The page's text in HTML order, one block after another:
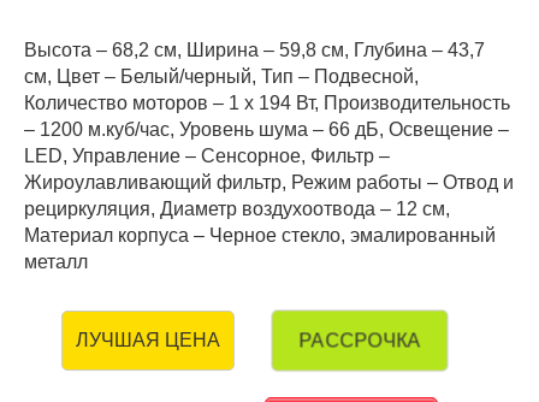
Высота – 68,2 см, Ширина – 59,8 см, Глубина – 43,7
см, Цвет – Белый/черный, Тип – Подвесной,
Количество моторов – 1 х 194 Вт, Производительность
– 1200 м.куб/час, Уровень шума – 66 дБ, Освещение –
LED, Управление – Сенсорное, Фильтр –
Жироулавливающий фильтр, Режим работы – Отвод и
рециркуляция, Диаметр воздухоотвода – 12 см,
Материал корпуса – Черное стекло, эмалированный
металл
ЛУЧШАЯ ЦЕНА РАССРОЧКА